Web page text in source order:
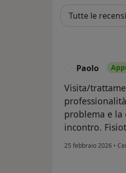
Paolo
Visita/
problema e la
incontro.
25 febbraio 2026 •